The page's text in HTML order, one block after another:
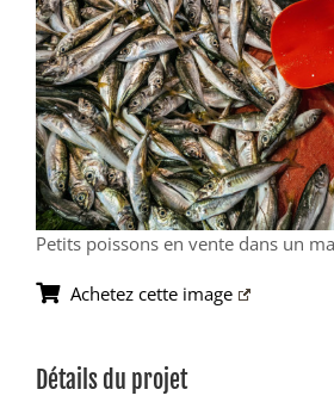
Petits poissons en vente dans un
Achetez cette image
Détails du projet